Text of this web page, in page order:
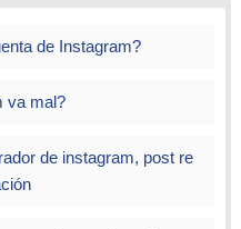
de Instagram?
va mal?
de instagram, post re